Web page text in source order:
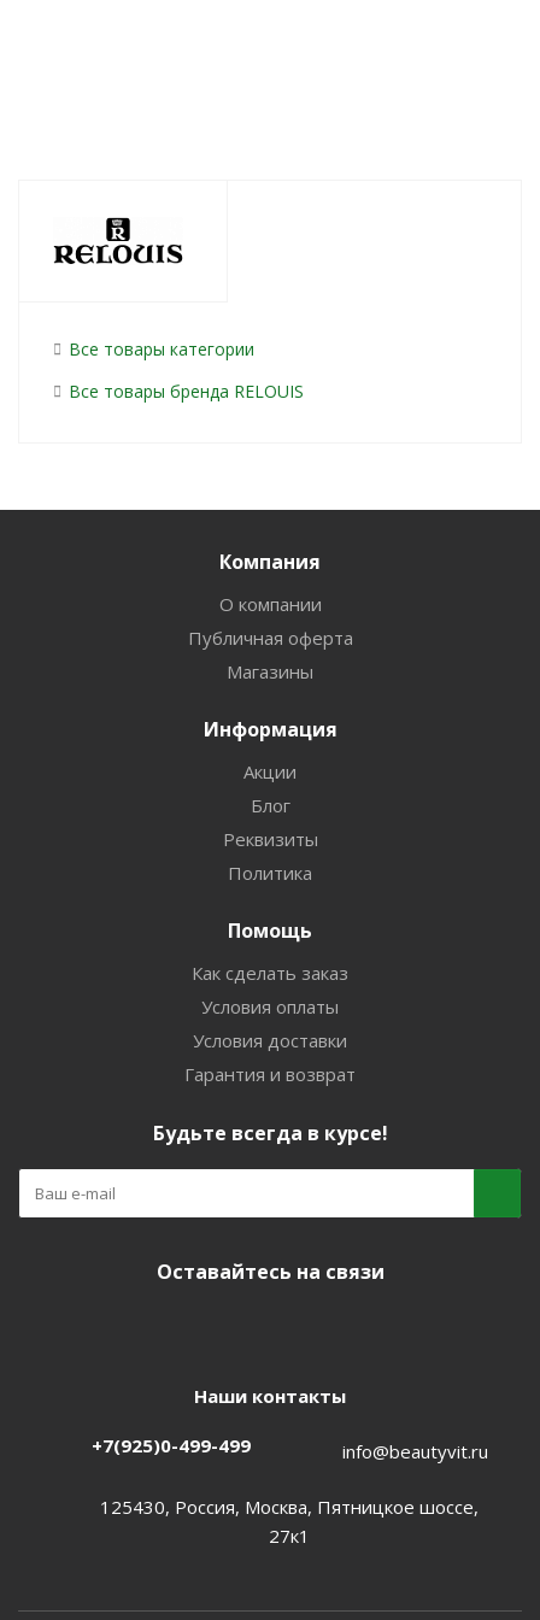
Все товары категории
Все товары бренда RELOUIS
Компания
О компании
Публичная оферта
Магазины
Информация
Акции
Блог
Реквизиты
Политика
Помощь
Как сделать заказ
Условия оплаты
Условия доставки
Гарантия и возврат
Будьте всегда в курсе!
Оставайтесь на связи
Наши контакты
+7(925)0-499-499 info@beautyvit.ru
125430, Россия, Москва, Пятницкое шоссе,
27к1